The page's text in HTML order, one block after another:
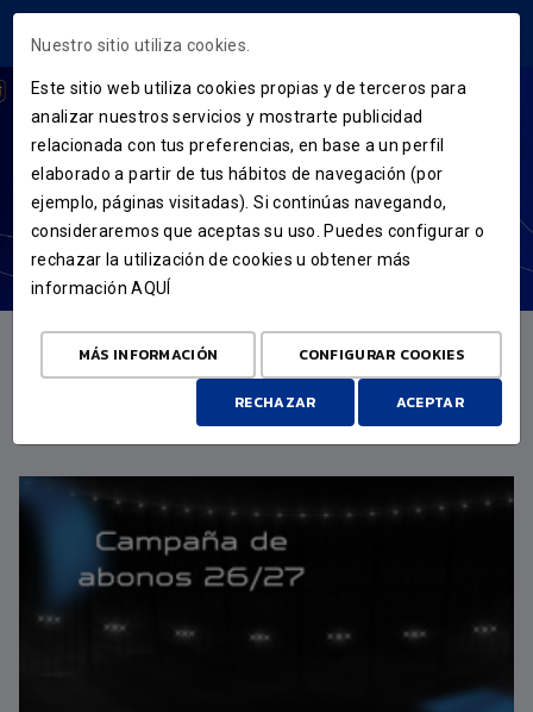
Nuestro sitio utiliza cookies.
Este sitio web utiliza cookies propias y de terceros para
analizar nuestros servicios y mostrarte publicidad
relacionada con tus preferencias, en base a un perfil
elaborado a partir de tus hábitos de navegación (por
ejemplo, páginas visitadas). Si continúas navegando,
consideraremos que aceptas su uso. Puedes configurar o
rechazar la utilización de cookies u obtener más
informaciónAQUÍ
MÁS INFORMACIÓN CONFIGURAR COOKIES
RECHAZAR ACEPTAR